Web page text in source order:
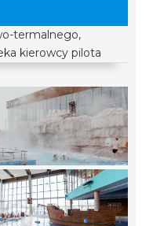
termalnego,
kierowcy pilota